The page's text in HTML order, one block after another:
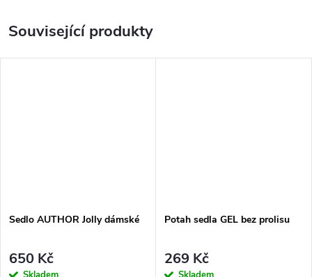
Související produkty
Sedlo AUTHOR Jolly dámské
650 Kč
Potah sedla GEL bez prolisu
269 Kč